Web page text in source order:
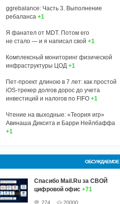
ggrebalance: Часть 3. Выполнение
ребаланса +1
Я фанател от MDT. Потом его
не стало — и я написал свой +1
Комплексный мониторинг физической
инфраструктуры ЦОД +1
Пет-проект длиною в 7 лет: как простой
iOS-трекер долгов дорос до учета
инвестиций и налогов по FIFO +1
Чтение на выходные: «Теория игр»
Авинаша Диксита и Барри Нейлбаффа
+1
ОБСУЖДАЕМОЕ
Спасибо Mail.Ru за СВОЙ
цифровой офис +71
274 20000